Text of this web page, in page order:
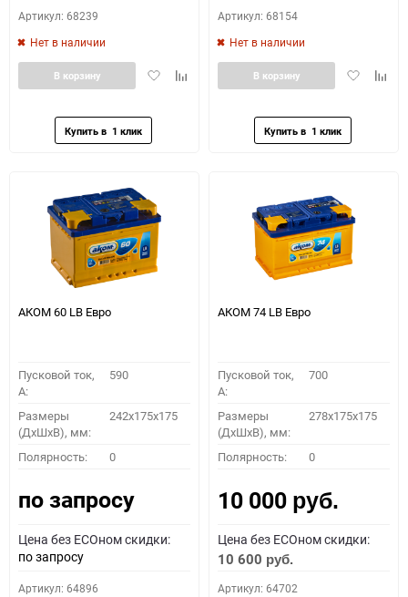
Артикул: 68239
Нет в наличии
ДобавитьДобавить
В корзину
Артикул: 68154
Нет в наличии
Добавить
В корзину
АКОМ 60 LB Евро
Пусковой ток,
A:
590
Размеры
(ДхШхВ), мм:
242x175x175
Полярность: 0
по запросу
Цена без ECOном скидки:
по запросу
Артикул: 64896
АКОМ 74 LB Евро
Пусковой ток,
A:
700
Размеры
(ДхШхВ), мм:
278x175x175
Полярность: 0
10 000 руб.
Цена без ECOном скидки:
10 600 руб.
Артикул: 64702